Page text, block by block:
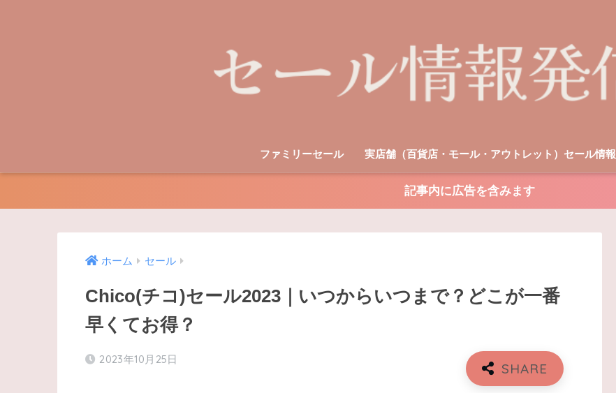
ファミリーセール 実店舗（百貨店・モール・アウトレット）セール情報
記事内に広告を含みます
ホーム セール
Chico(チコ)セール2023｜いつからいつまで？どこが一番
早くてお得？
2023年10月25日